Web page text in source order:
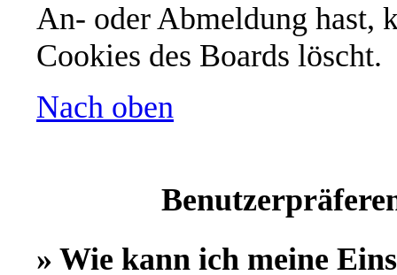
An- oder Abmeldung hast,
Cookies des Boards löscht.
Nach oben
» Wie kann ich meine